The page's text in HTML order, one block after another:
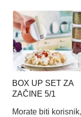
BOX UP SET ZA
ZAČINE 5/1
Morate biti korisnik,